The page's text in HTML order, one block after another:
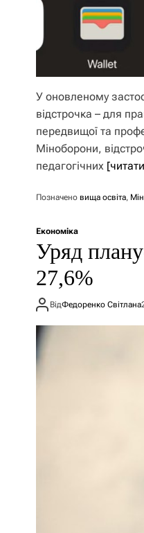
У оновленому
відстрочка – для
передвищої та
Міноборони,
педагогічних
Позначено вища освіта,
Економіка
Уряд
27,6%
ВідФедоренко Світлана